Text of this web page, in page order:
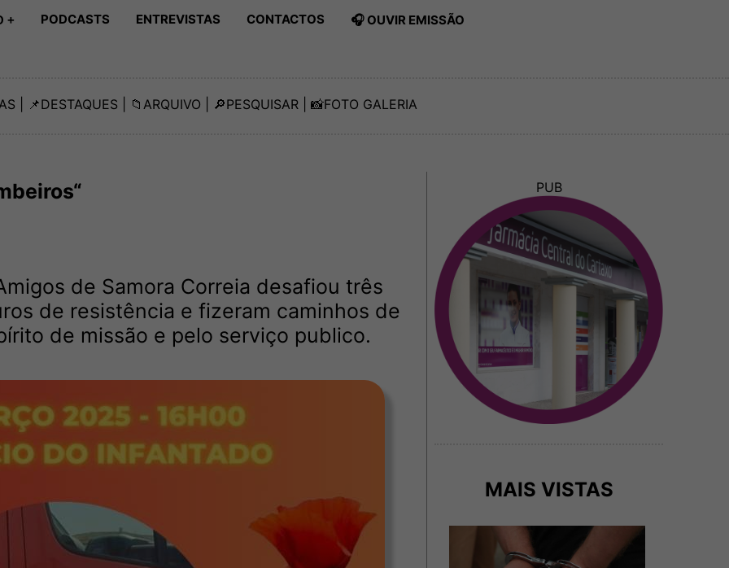
+ PODCASTS ENTREVISTAS CONTACTOS 🎧 OUVIR EMISSÃO
| 📌DESTAQUES | 📁 ARQUIVO | 🔎PESQUISAR | 📸FOTO GALERIA
de Samora Correia desafiou três
de resistência e fizeram caminhos de
de missão e pelo serviço publico.
PUB
MAIS VISTAS